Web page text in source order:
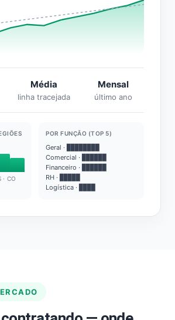
Média
linha tracejada
Mensal
último ano
· CO
POR FUNÇÃO (TOP 5)
Geral · ████████
Comercial · ██████
Financeiro · ██████
RH · █████
Logística · ████